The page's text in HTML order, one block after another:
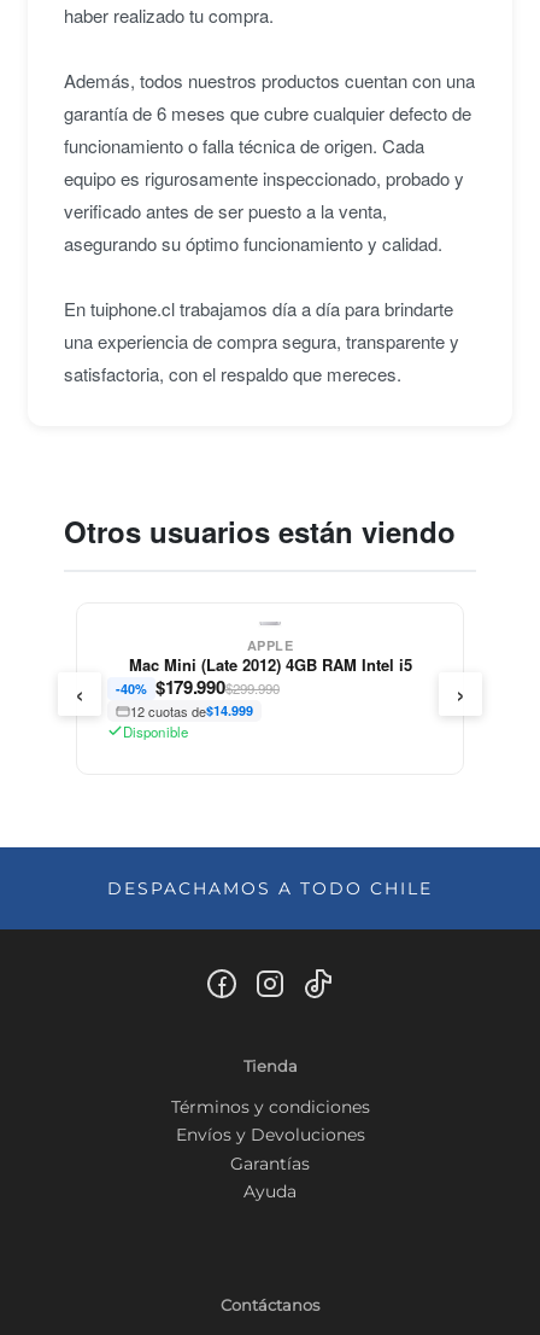
haber realizado tu compra.
Además, todos nuestros productos cuentan con una
garantía de 6 meses que cubre cualquier defecto de
funcionamiento o falla técnica de origen. Cada
equipo es rigurosamente inspeccionado, probado y
verificado antes de ser puesto a la venta,
asegurando su óptimo funcionamiento y calidad.
En tuiphone.cl trabajamos día a día para brindarte
una experiencia de compra segura, transparente y
satisfactoria, con el respaldo que mereces.
Otros usuarios están viendo
APPLE
Mac Mini (Late 2012) 4GB RAM Intel i5
-40% $179.990$299.990
12 cuotas de$14.999
Disponible
‹ ›
DESPACHAMOS A TODO CHILE
Tienda
Términos y condiciones
Envíos y Devoluciones
Garantías
Ayuda
Contáctanos